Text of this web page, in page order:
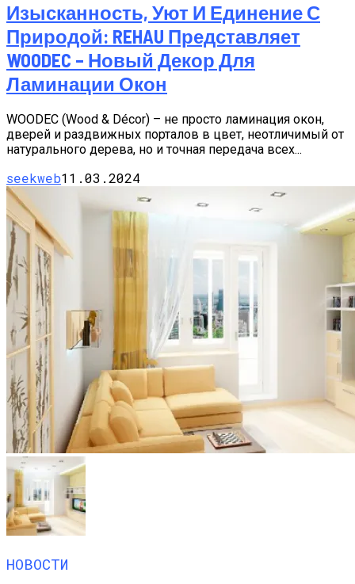
Изысканность, Уют И Единение С
Природой: REHAU Представляет
WOODEC – Новый Декор Для
Ламинации Окон
WOODEC (Wood & Décor) – не просто ламинация окон,
дверей и раздвижных порталов в цвет, неотличимый от
натурального дерева, но и точная передача всех...
seekweb11.03.2024
НОВОСТИ